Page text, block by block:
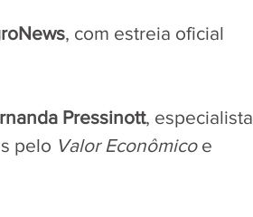
, com estreia oficial
Pressinott, especialista
pelo Valor Econômico e